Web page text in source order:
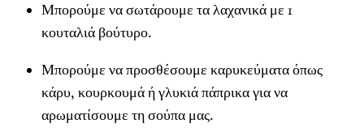
Μπορούμε να σωτάρουμε τα λαχανικά με 1
κουταλιά βούτυρο.
Μπορούμε να προσθέσουμε καρυκεύματα όπως
κάρυ, κουρκουμά ή γλυκιά πάπρικα για να
αρωματίσουμε τη σούπα μας.